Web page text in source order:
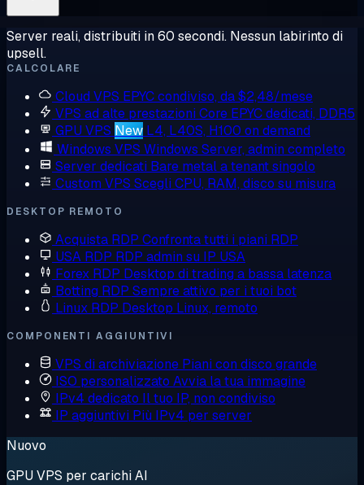
Server reali, distribuiti in 60 secondi. Nessun labirinto di
upsell.
CALCOLARE
Cloud VPS EPYC condiviso, da $2,48/mese
VPS ad alte prestazioni Core EPYC dedicati, DDR5
GPU VPS New L4, L40S, H100 on demand
Windows VPS Windows Server, admin completo
Server dedicati Bare metal a tenant singolo
Custom VPS Scegli CPU, RAM, disco su misura
DESKTOP REMOTO
Acquista RDP Confronta tutti i piani RDP
USA RDP RDP admin su IP USA
Forex RDP Desktop di trading a bassa latenza
Botting RDP Sempre attivo per i tuoi bot
Linux RDP Desktop Linux, remoto
COMPONENTI AGGIUNTIVI
VPS di archiviazione Piani con disco grande
ISO personalizzato Avvia la tua immagine
IPv4 dedicato Il tuo IP, non condiviso
IP aggiuntivi Più IPv4 per server
Nuovo
GPU VPS per carichi AI